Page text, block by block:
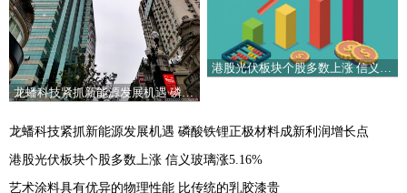
龙蟠科技紧抓新能源发展机遇 磷酸铁锂正极材料成新利润增长点
港股光伏板块个股多数上涨 信义玻璃涨5.16%
龙蟠科技紧抓新能源发展机遇 磷酸铁锂正极材料成新利润增长点
港股光伏板块个股多数上涨 信义玻璃涨5.16%
艺术涂料具有优异的物理性能 比传统的乳胶漆贵